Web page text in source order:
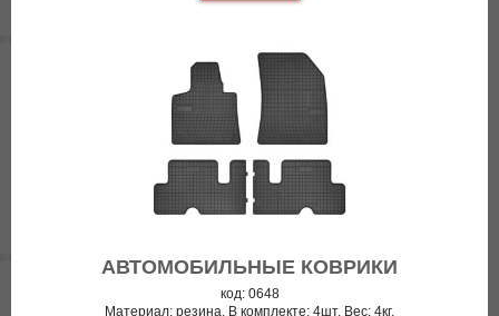
АВТОМОБИЛЬНЫЕ КОВРИКИ
код: 0648
Материал: резина. В комплекте: 4шт. Вес: 4кг.